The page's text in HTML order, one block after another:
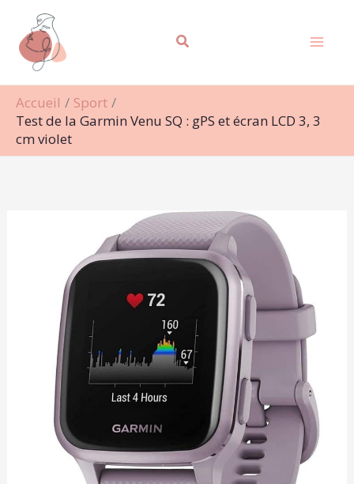
contenu
Accueil
Sport
Test de la Garmin Venu SQ : gPS et écran LCD 3, 3
cm violet
Rechercher